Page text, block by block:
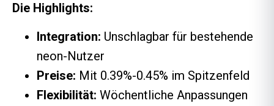
Die Highlights:
Integration: Unschlagbar für bestehende
neon-Nutzer
Preise: Mit 0.39%-0.45% im Spitzenfeld
Flexibilität: Wöchentliche Anpassungen